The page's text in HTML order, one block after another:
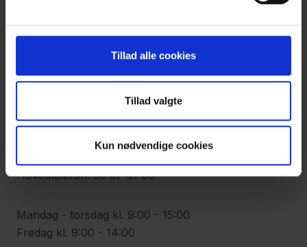
Tillad alle cookies
Tillad valgte
Kun nødvendige cookies
Kontakt os
Synscenter Refsnæs
Hovedtelefon: 59 57 01 00
Mandag - torsdag kl. 9:00 - 15:00
Fredag kl. 9:00 - 14:00